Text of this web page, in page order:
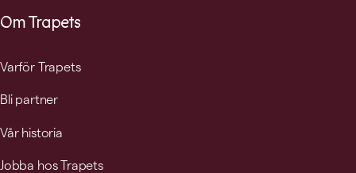
Om Trapets
Varför Trapets
Bli partner
Vår historia
Jobba hos Trapets